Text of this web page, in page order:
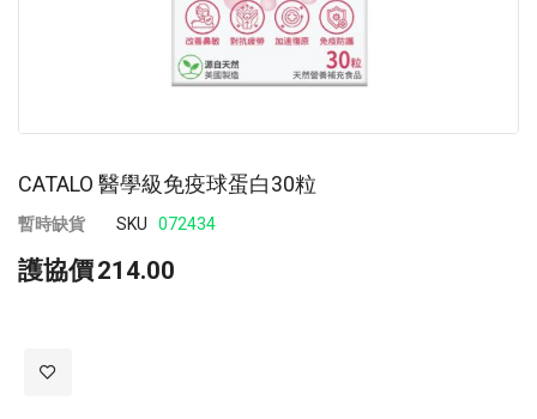
CATALO 醫學級免疫球蛋白30粒
暫時缺貨 SKU 072434
護協價214.00